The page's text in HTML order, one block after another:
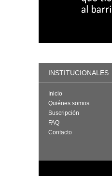
INSTITUCIONALES
Inicio
Quiénes somos
Suscripción
FAQ
Contacto